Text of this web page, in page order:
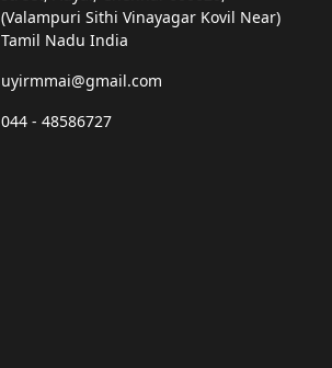
(Valampuri Sithi Vinayagar Kovil Near)
Tamil Nadu India
uyirmmai@gmail.com
044 - 48586727